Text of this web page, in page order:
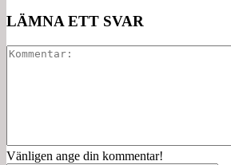
LÄMNA ETT SVAR
Vänligen ange din kommentar!